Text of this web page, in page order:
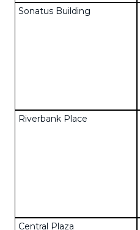
Sonatus Building
Riverbank Place
Central Plaza